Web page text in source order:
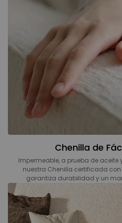
Chenilla de
Impermeable, a prueba de
nuestra Chenilla certificada con
garantiza durabilidad y un